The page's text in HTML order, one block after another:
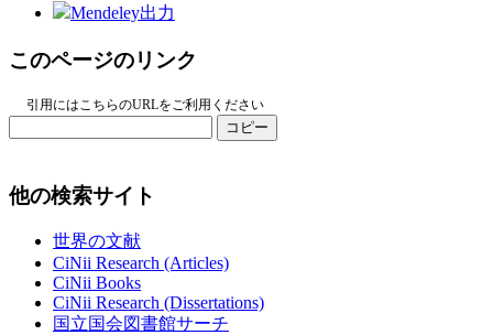
Mendeley出力
このページのリンク
引用にはこちらのURLをご利用ください
コピー
他の検索サイト
世界の文献
CiNii Research (Articles)
CiNii Books
CiNii Research (Dissertations)
国立国会図書館サーチ